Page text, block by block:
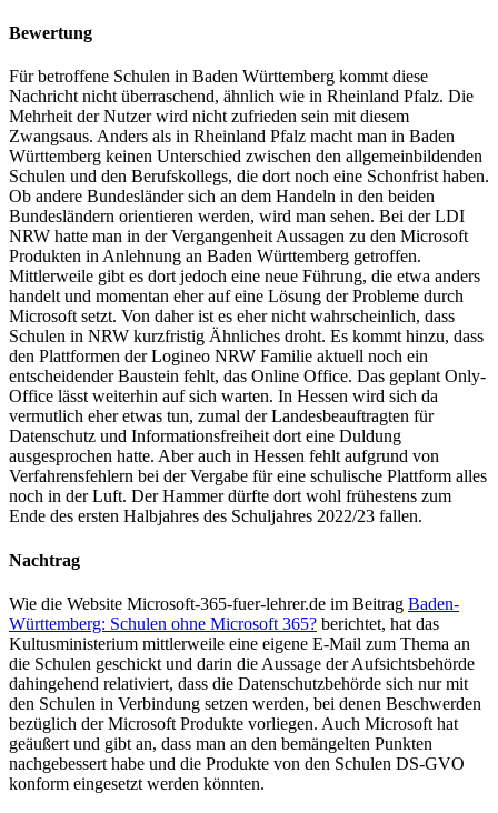
Bewertung
Für betroffene Schulen in Baden Württemberg kommt diese
Nachricht nicht überraschend, ähnlich wie in Rheinland Pfalz. Die
Mehrheit der Nutzer wird nicht zufrieden sein mit diesem
Zwangsaus. Anders als in Rheinland Pfalz macht man in Baden
Württemberg keinen Unterschied zwischen den allgemeinbildenden
Schulen und den Berufskollegs, die dort noch eine Schonfrist haben.
Ob andere Bundesländer sich an dem Handeln in den beiden
Bundesländern orientieren werden, wird man sehen. Bei der LDI
NRW hatte man in der Vergangenheit Aussagen zu den Microsoft
Produkten in Anlehnung an Baden Württemberg getroffen.
Mittlerweile gibt es dort jedoch eine neue Führung, die etwa anders
handelt und momentan eher auf eine Lösung der Probleme durch
Microsoft setzt. Von daher ist es eher nicht wahrscheinlich, dass
Schulen in NRW kurzfristig Ähnliches droht. Es kommt hinzu, dass
den Plattformen der Logineo NRW Familie aktuell noch ein
entscheidender Baustein fehlt, das Online Office. Das geplant Only-
Office lässt weiterhin auf sich warten. In Hessen wird sich da
vermutlich eher etwas tun, zumal der Landesbeauftragten für
Datenschutz und Informationsfreiheit dort eine Duldung
ausgesprochen hatte. Aber auch in Hessen fehlt aufgrund von
Verfahrensfehlern bei der Vergabe für eine schulische Plattform alles
noch in der Luft. Der Hammer dürfte dort wohl frühestens zum
Ende des ersten Halbjahres des Schuljahres 2022/23 fallen.
Nachtrag
Wie die Website Microsoft-365-fuer-lehrer.de im Beitrag Baden-
Württemberg: Schulen ohne Microsoft 365? berichtet, hat das
Kultusministerium mittlerweile eine eigene E-Mail zum Thema an
die Schulen geschickt und darin die Aussage der Aufsichtsbehörde
dahingehend relativiert, dass die Datenschutzbehörde sich nur mit
den Schulen in Verbindung setzen werden, bei denen Beschwerden
bezüglich der Microsoft Produkte vorliegen. Auch Microsoft hat
geäußert und gibt an, dass man an den bemängelten Punkten
nachgebessert habe und die Produkte von den Schulen DS-GVO
konform eingesetzt werden könnten.